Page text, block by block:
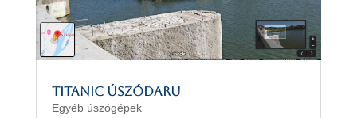
TITANIC úszódaru
Egyéb úszógépek